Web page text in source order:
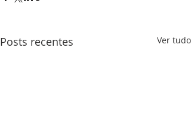
Posts recentes Ver tudo